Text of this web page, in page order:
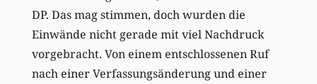
DP. Das mag stimmen, doch wurden die
Einwände nicht gerade mit viel Nachdruck
vorgebracht. Von einem entschlossenen Ruf
nach einer Verfassungsänderung und einer